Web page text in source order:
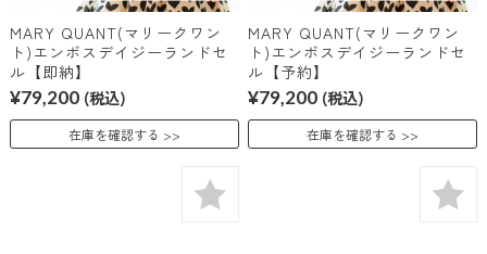
MARY QUANT(マリークワン
ト)エンボスデイジーランドセ
ル【即納】
¥79,200 (税込)
在庫を確認する
MARY QUANT(マリークワン
ト)エンボスデイジーランドセ
ル【予約】
¥79,200 (税込)
在庫を確認する